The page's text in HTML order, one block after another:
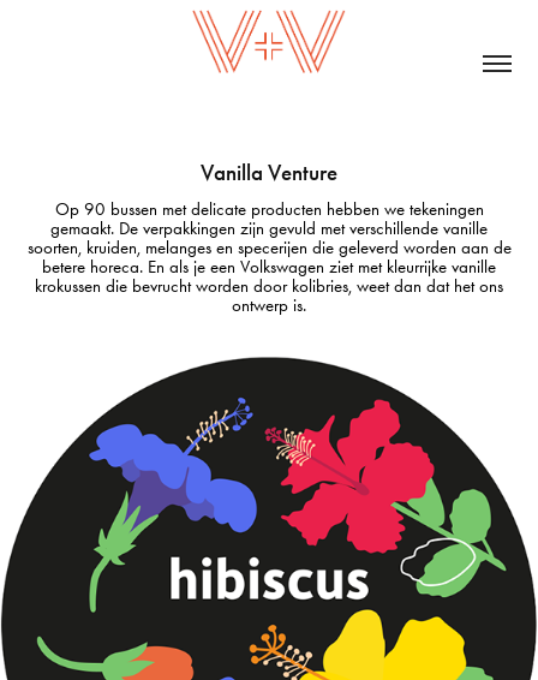
Vanilla Venture
Op 90 bussen met delicate producten hebben we tekeningen
gemaakt. De verpakkingen zijn gevuld met verschillende vanille
soorten, kruiden, melanges en specerijen die geleverd worden aan de
betere horeca. En als je een Volkswagen ziet met kleurrijke vanille
krokussen die bevrucht worden door kolibries, weet dan dat het ons
ontwerp is.